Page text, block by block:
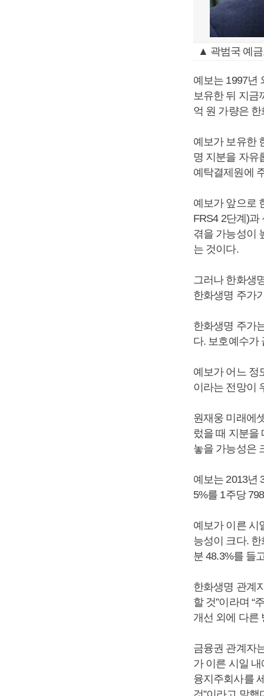
▲ 곽범국 예
예보는 1997년
보유한 뒤 지금
억 원 가량은
예보가 보유한
명 지분을 자유
예탁결제원에
예보가 앞으로
FRS4 2단계)과
겪을 가능성이
는 것이다.
그러나 한화생
한화생명 주가
한화생명 주가
다. 보호예수가
예보가 어느 정
이라는 전망이
원재웅 미래에
렀을 때 지분을
놓을 가능성은
예보는 2013년
5%를 1주당
예보가 이른 시
능성이 크다.
분 48.3%를 들
한화생명 관계
할 것”이라며 “
개선 외에 다른
금융권 관계자
가 이른 시일
융지주회사를